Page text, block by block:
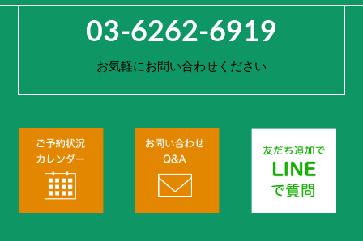
03-6262-6919
お気軽にお問い合わせください